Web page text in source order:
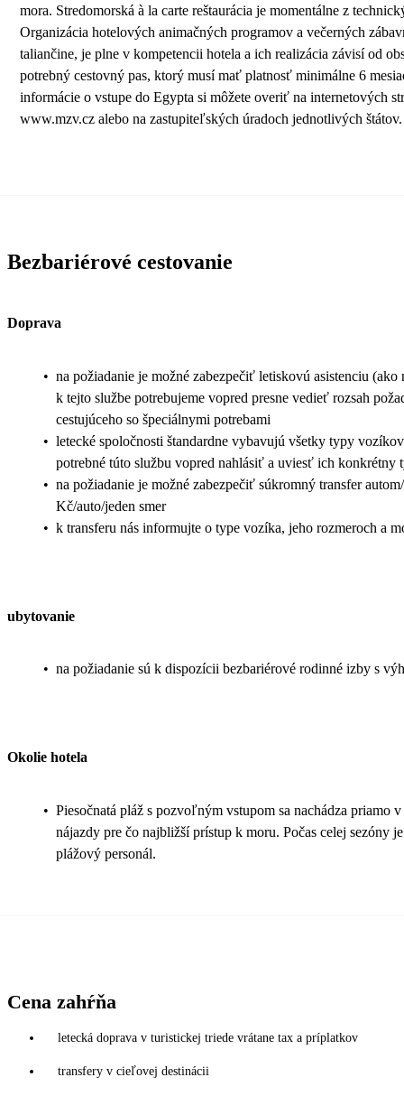
mora. Stredomorská à la carte reštaurácia je momentálne z
Organizácia hotelových animačných programov a večerných
taliančine, je plne v kompetencii hotela a ich realizácia závisí od
potrebný cestovný pas, ktorý musí mať platnosť minimálne 6
informácie o vstupe do Egypta si môžete overiť na internetových
www.mzv.cz alebo na zastupiteľských úradoch jednotlivých štátov.
Bezbariérové cestovanie
Doprava
• na požiadanie je možné zabezpečiť letiskovú asistenciu
k tejto službe potrebujeme vopred presne vedieť rozsah
cestujúceho so špeciálnymi potrebami
• letecké spoločnosti štandardne vybavujú všetky typy
potrebné túto službu vopred nahlásiť a uviesť ich konkrétny
• na požiadanie je možné zabezpečiť súkromný transfer
Kč/auto/jeden smer
• k transferu nás informujte o type vozíka, jeho rozmeroch a
ubytovanie
• na požiadanie sú k dispozícii bezbariérové rodinné izby s
Okolie hotela
• Piesočnatá pláž s pozvoľným vstupom sa nachádza priamo
nájazdy pre čo najbližší prístup k moru. Počas celej sezóny
plážový personál.
Cena zahŕňa
letecká doprava v turistickej triede vrátane tax a príplatkov
transfery v cieľovej destinácii